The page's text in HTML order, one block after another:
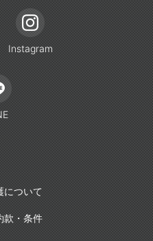
Instagram
について
款・条件